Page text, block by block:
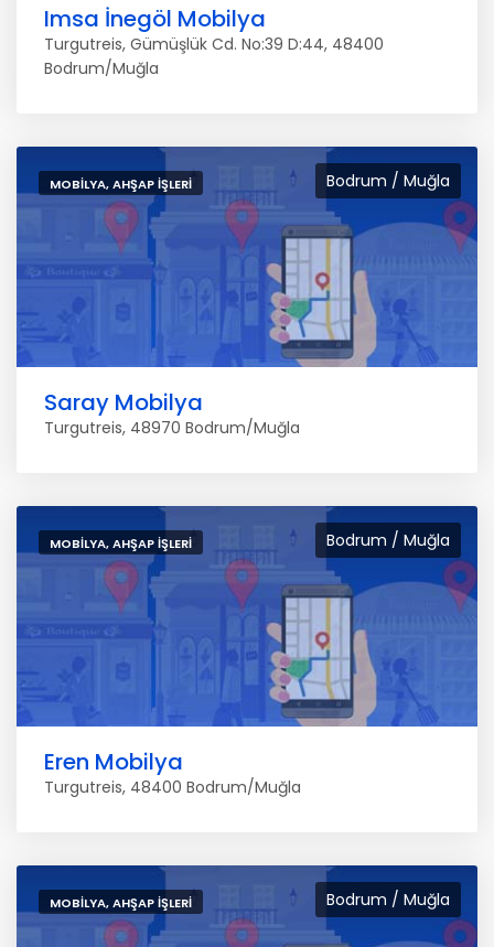
Imsa İnegöl Mobilya
Turgutreis, Gümüşlük Cd. No:39 D:44, 48400
Bodrum/Muğla
Bodrum / Muğla
MOBILYA, AHŞAP İŞLERI
Saray Mobilya
Turgutreis, 48970 Bodrum/Muğla
Bodrum / Muğla
MOBILYA, AHŞAP İŞLERI
Eren Mobilya
Turgutreis, 48400 Bodrum/Muğla
Bodrum / Muğla
MOBILYA, AHŞAP İŞLERI